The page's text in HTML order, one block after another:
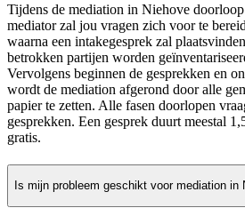
Tijdens de mediation in Niehove
mediator zal jou vragen zich voor te
waarna een intakegesprek zal
betrokken partijen worden
Vervolgens beginnen de gesprekken en
wordt de mediation afgerond door alle
papier te zetten. Alle fasen doorlopen
gesprekken. Een gesprek duurt meestal
gratis.
Is mijn probleem geschikt voor mediation in